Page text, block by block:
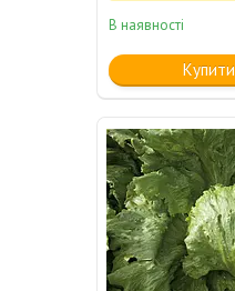
В наявності
Купити